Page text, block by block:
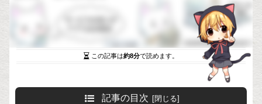
この記事は約8分で読めます。
記事の目次